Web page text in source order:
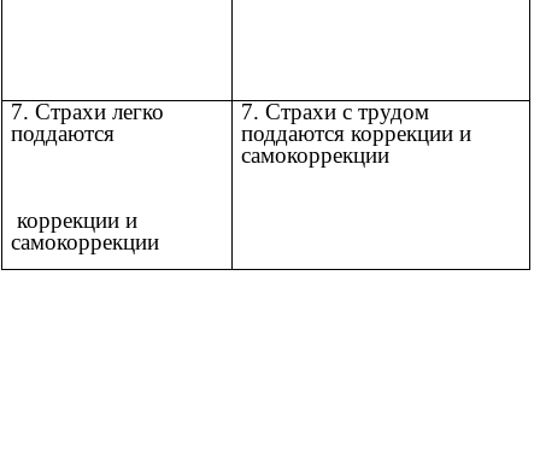
7. Страхи легко
поддаются
коррекции и
самокоррекции
7. Страхи с трудом
поддаются коррекции и
самокоррекции